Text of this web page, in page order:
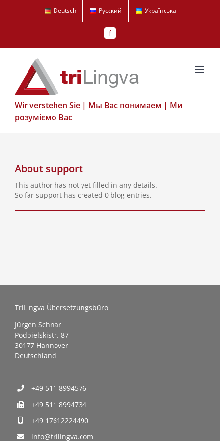
content
Deutsch Русский Українська
Facebook
Wir verstehen Sie | Мы Вас понимаем | Ми
розуміємо Вас
About support
This author has not yet filled in any details.
So far support has created 0 blog entries.
TriLingva Übersetzungsbüro
Jürgen Schnar
Podbielskistr. 87
30177 Hannover
Deutschland
+49 511 8994576
+49 511 8994734
+49 17612224490
info@trilingva.com